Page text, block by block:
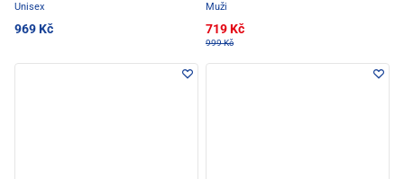
Unisex
969 Kč
Muži
719 Kč
999 Kč